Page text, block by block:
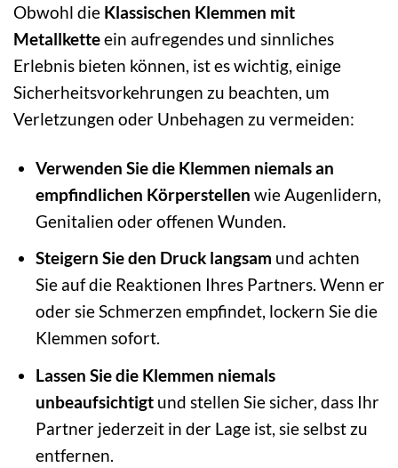
Obwohl die Klassischen Klemmen mit
Metallketteein aufregendes und sinnliches
Erlebnis bieten können, ist es wichtig, einige
Sicherheitsvorkehrungen zu beachten, um
Verletzungen oder Unbehagen zu vermeiden:
Verwenden Sie die Klemmen niemals an
empfindlichen Körperstellen wie Augenlidern,
Genitalien oder offenen Wunden.
Steigern Sie den Druck langsam und achten
Sie auf die Reaktionen Ihres Partners. Wenn er
oder sie Schmerzen empfindet, lockern Sie die
Klemmen sofort.
Lassen Sie die Klemmen niemals
unbeaufsichtigtund stellen Sie sicher, dass Ihr
Partner jederzeit in der Lage ist, sie selbst zu
entfernen.